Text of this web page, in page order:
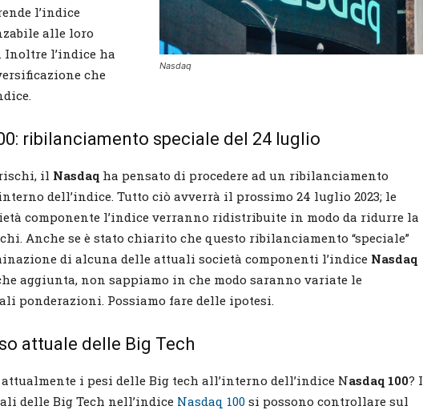
Nasdaq
l’indice
alle loro
l’indice ha
che
ribilanciamento speciale del 24 luglio
il Nasdaq ha pensato di procedere ad un ribilanciamento
dell’indice. Tutto ciò avverrà il prossimo 24 luglio 2023; le
componente l’indice verranno ridistribuite in modo da ridurre la
Anche se è stato chiarito che questo ribilanciamento “speciale”
di alcuna delle attuali società componenti l’indice Nasdaq
aggiunta, non sappiamo in che modo saranno variate le
ponderazioni. Possiamo fare delle ipotesi.
attuale delle Big Tech
i pesi delle Big tech all’interno dell’indice Nasdaq 100? I
delle Big Tech nell’indice Nasdaq 100 si possono controllare sul